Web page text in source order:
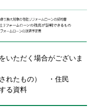
いただく場合がございま
されたもの） ・住民
る資料